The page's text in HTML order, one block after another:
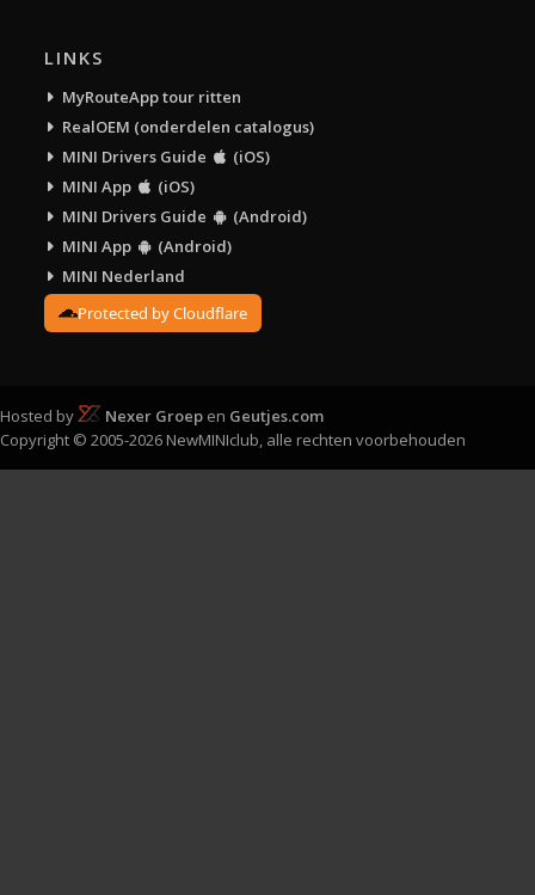
LINKS
MyRouteApp tour ritten
RealOEM (onderdelen catalogus)
MINI Drivers Guide
(iOS)
MINI App
(iOS)
MINI Drivers Guide
(Android)
MINI App
(Android)
MINI Nederland
Protected by Cloudflare
Hosted by Nexer Groep en Geutjes.com
Copyright © 2005-2026 NewMINIclub, alle rechten voorbehouden